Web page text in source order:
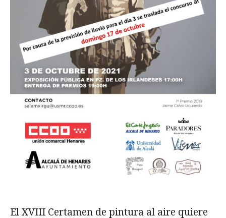
El XVIII Certamen de pintura al aire quiere